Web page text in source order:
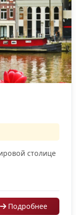
столице
Подробнее